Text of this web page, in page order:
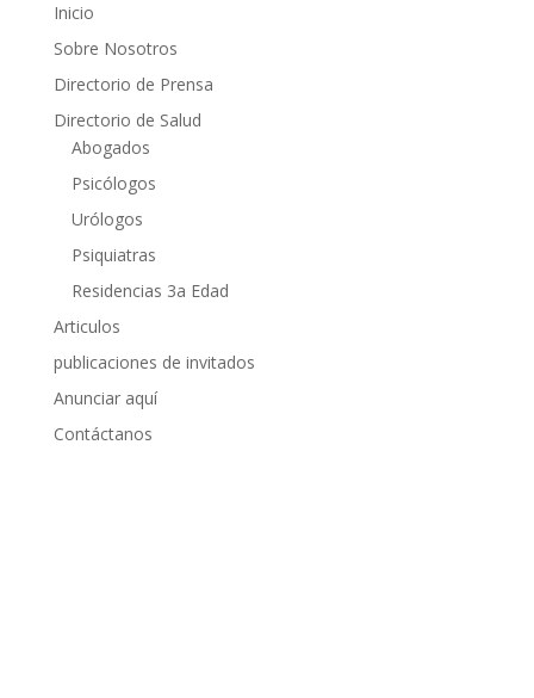
Inicio
Sobre Nosotros
Directorio de Prensa
Directorio de Salud
Abogados
Psicólogos
Urólogos
Psiquiatras
Residencias 3a Edad
Articulos
publicaciones de invitados
Anunciar aquí
Contáctanos